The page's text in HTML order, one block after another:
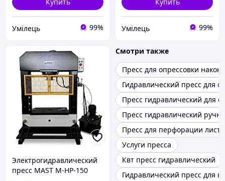
Умілець 99% Умілець 99%
Электрогидравлический
пресс MAST M-HP-150
Смотри также
Пресс для опрессовки
Гидравлический пресс для
Пресс гидравлический для
Пресс гидравлический
Пресс для перфорации
Услуги пресса
Квт пресс гидравлический
Гидравлический пресс для